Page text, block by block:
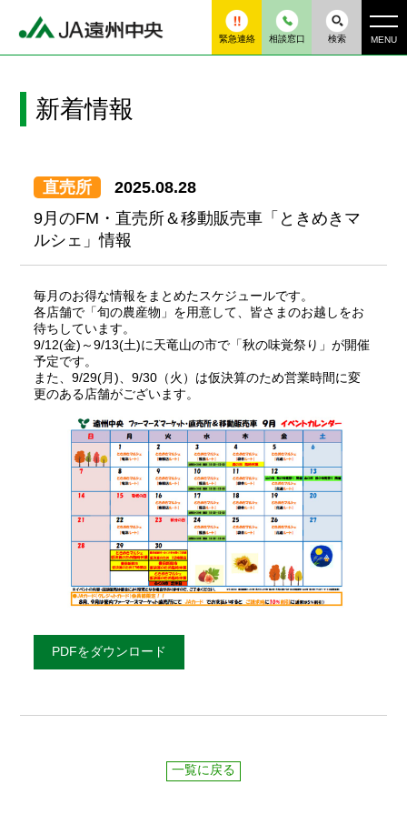
緊急連絡 相談窓口 検索 MENU
新着情報
直売所
2025.08.28
9月のFM・直売所＆移動販売車「ときめきマ
ルシェ」情報
毎月のお得な情報をまとめたスケジュールです。
各店舗で「旬の農産物」を用意して、皆さまのお越しをお
待ちしています。
9/12(金)～9/13(土)に天竜山の市で「秋の味覚祭り」が開催
予定です。
また、9/29(月)、9/30（火）は仮決算のため営業時間に変
更のある店舗がございます。
PDFをダウンロード
一覧に戻る